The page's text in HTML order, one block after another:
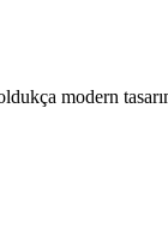
modern